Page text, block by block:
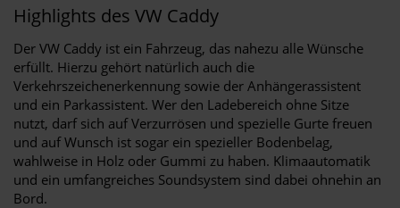
Highlights des VW Caddy
Der VW Caddy ist ein Fahrzeug, das nahezu alle Wünsche
erfüllt. Hierzu gehört natürlich auch die
Verkehrszeichenerkennung sowie der Anhängerassistent
und ein Parkassistent. Wer den Ladebereich ohne Sitze
nutzt, darf sich auf Verzurrösen und spezielle Gurte freuen
und auf Wunsch ist sogar ein spezieller Bodenbelag,
wahlweise in Holz oder Gummi zu haben. Klimaautomatik
und ein umfangreiches Soundsystem sind dabei ohnehin an
Bord.